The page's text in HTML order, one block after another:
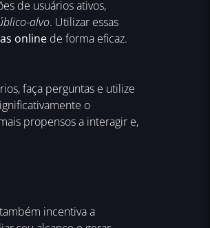
de usuários ativos,
alvo. Utilizar essas
online de forma eficaz.
faça perguntas e utilize
o
propensos a interagir e,
incentiva a